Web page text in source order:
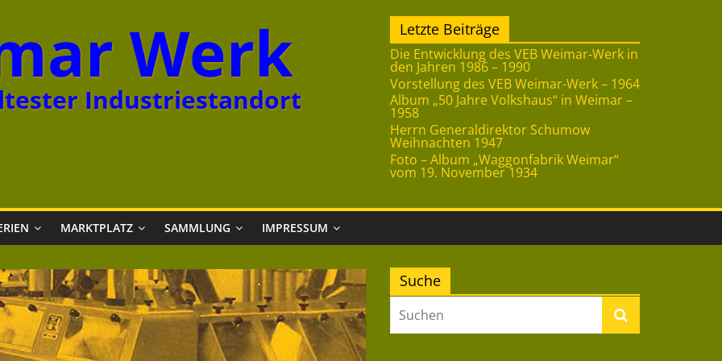
Werk
Industriestandort
Letzte Beiträge
Die Entwicklung des VEB Weimar-Werk in
den Jahren 1986 – 1990
Vorstellung des VEB Weimar-Werk – 1964
Album „50 Jahre Volkshaus“ in Weimar –
1958
Herrn Generaldirektor Schumow
Weihnachten 1947
Foto – Album „Waggonfabrik Weimar“
vom 19. November 1934
MARKTPLATZ SAMMLUNG IMPRESSUM
Suche